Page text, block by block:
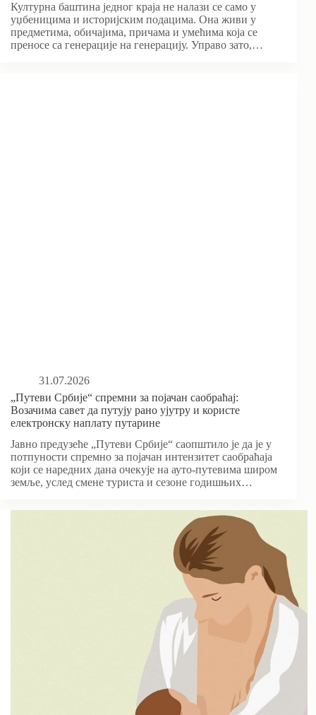
Културна баштина једног краја не налази се само у
уџбеницима и историјским подацима. Она живи у
предметима, обичајима, причама и умећима која се
преносе са генерације на генерацију. Управо зато,…
31.07.2026
„Путеви Србије“ спремни за појачан саобраћај:
Возачима савет да путују рано ујутру и користе
електронску наплату путарине
Јавно предузеће „Путеви Србије“ саопштило је да је у
потпуности спремно за појачан интензитет саобраћаја
који се наредних дана очекује на ауто-путевима широм
земље, услед смене туриста и сезоне годишњих…